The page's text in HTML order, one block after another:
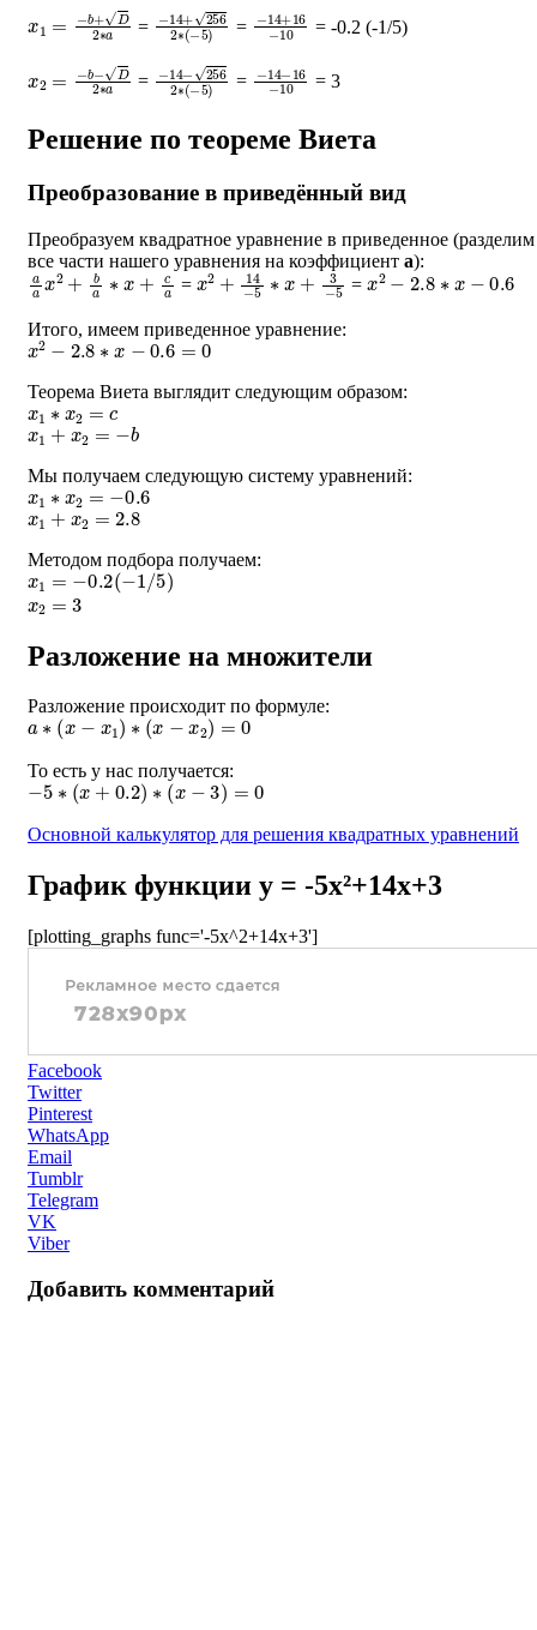
b+D2∗ = −14+256 ∗(−5)
= −14+16 10
= -0.2 (-1/5)
b−D2∗ = −14−256 ∗(−5)
= −14−16 10
= 3
Решение по теореме Виета
Преобразование в приведённый вид
Преобразуем квадратное уравнение в приведенное (разделим
все части нашего уравнения на коэффициент a):
aax2+ba∗x+ca = x2+14− 5∗x+3−5=x2− 2.8∗ 0.6
Итого, имеем приведенное уравнение:
x2−2.8∗x−0.6=0
Теорема Виета выглядит следующим образом:
x1∗x2= c
x1 + x2 =− b
Мы получаем следующую систему уравнений:
x1∗x2= −0.6
x1 + x2 =2.8
Методом подбора получаем:
x1=−0.2(−1/5)
x2
Разложение на множители
Разложение происходит по формуле:
a ∗(x−x1)∗ (x−x2)=0
То есть у нас получается:
−5∗(x+0.2)∗(x−3)=0
Основной калькулятор для решения квадратных уравнений
График функции y = -5x²+14x+3
[plotting_graphs func='-5x^2+14x+3']
Facebook
Twitter
Pinterest
WhatsApp
Email
Tumblr
Telegram
VK
Viber
Добавить комментарий